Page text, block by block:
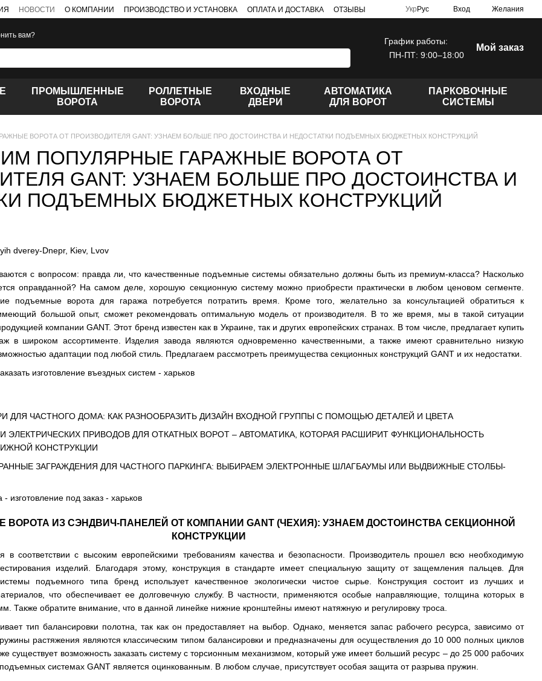
НОВОСТИ О КОМПАНИИ ПРОИЗВОДСТВО И УСТАНОВКА ОПЛАТА И ДОСТАВКА
ОТЗЫВЫ
Укр Рус Вход Желания
вам?
График работы:
ПН-ПТ: 9:00–18:00
Мой заказ
ПРОМЫШЛЕННЫЕ
ВОРОТА
РОЛЛЕТНЫЕ
ВОРОТА
ВХОДНЫЕ
ДВЕРИ
АВТОМАТИКА
ДЛЯ ВОРОТ
ПАРКОВОЧНЫЕ
СИСТЕМЫ
ВОРОТА ОТ ПРОИЗВОДИТЕЛЯ GANT: УЗНАЕМ БОЛЬШЕ ПРО ДОСТОИНСТВА И НЕДОСТАТКИ ПОДЪЕМНЫХ БЮДЖЕТНЫХ КОНСТРУКЦИЙ
ПОПУЛЯРНЫЕ ГАРАЖНЫЕ ВОРОТА ОТ
GANT: УЗНАЕМ БОЛЬШЕ ПРО ДОСТОИНСТВА И
ПОДЪЕМНЫХ БЮДЖЕТНЫХ КОНСТРУКЦИЙ
с вопросом: правда ли, что качественные подъемные системы обязательно должны быть из премиум-класса? Насколько
оправданной? На самом деле, хорошую секционную систему можно приобрести практически в любом ценовом сегменте.
подъемные ворота для гаража потребуется потратить время. Кроме того, желательно за консультацией обратиться к
большой опыт, сможет рекомендовать оптимальную модель от производителя. В то же время, мы в такой ситуации
компании GANT. Этот бренд известен как в Украине, так и других европейских странах. В том числе, предлагает купить
в широком ассортименте. Изделия завода являются одновременно качественными, а также имеют сравнительно низкую
адаптации под любой стиль. Предлагаем рассмотреть преимущества секционных конструкций GANT и их недостатки.
ДЛЯ ЧАСТНОГО ДОМА: КАК РАЗНООБРАЗИТЬ ДИЗАЙН ВХОДНОЙ ГРУППЫ С ПОМОЩЬЮ ДЕТАЛЕЙ И ЦВЕТА
ЭЛЕКТРИЧЕСКИХ ПРИВОДОВ ДЛЯ ОТКАТНЫХ ВОРОТ – АВТОМАТИКА, КОТОРАЯ РАСШИРИТ ФУНКЦИОНАЛЬНОСТЬ
КОНСТРУКЦИИ
ЗАГРАЖДЕНИЯ ДЛЯ ЧАСТНОГО ПАРКИНГА: ВЫБИРАЕМ ЭЛЕКТРОННЫЕ ШЛАГБАУМЫ ИЛИ ВЫДВИЖНЫЕ СТОЛБЫ-
ВОРОТА ИЗ СЭНДВИЧ-ПАНЕЛЕЙ ОТ КОМПАНИИ GANT (ЧЕХИЯ): УЗНАЕМ ДОСТОИНСТВА СЕКЦИОННОЙ
КОНСТРУКЦИИ
в соответствии с высоким европейскими требованиям качества и безопасности. Производитель прошел всю необходимую
изделий. Благодаря этому, конструкция в стандарте имеет специальную защиту от защемления пальцев. Для
подъемного типа бренд использует качественное экологически чистое сырье. Конструкция состоит из лучших и
что обеспечивает ее долговечную службу. В частности, применяются особые направляющие, толщина которых в
Также обратите внимание, что в данной линейке нижние кронштейны имеют натяжную и регулировку троса.
тип балансировки полотна, так как он предоставляет на выбор. Однако, меняется запас рабочего ресурса, зависимо от
растяжения являются классическим типом балансировки и предназначены для осуществления до 10 000 полных циклов
существует возможность заказать систему с торсионным механизмом, который уже имеет больший ресурс – до 25 000 рабочих
системах GANT является оцинкованным. В любом случае, присутствует особая защита от разрыва пружин.